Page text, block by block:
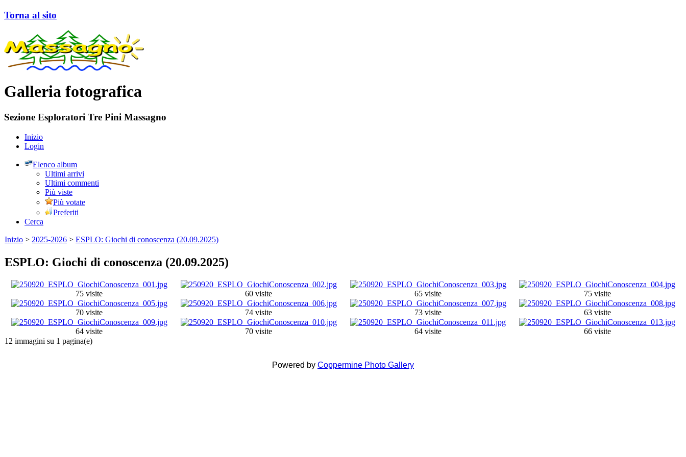
Torna al sito
Galleria fotografica
Sezione Esploratori Tre Pini Massagno
Inizio
Login
Elenco album
Ultimi arrivi
Ultimi commenti
Più viste
Più votate
Preferiti
Cerca
Inizio > 2025-2026 > ESPLO: Giochi di conoscenza (20.09.2025)
ESPLO: Giochi di conoscenza (20.09.2025)
75 visite 60 visite 65 visite 75 visite
70 visite 74 visite 73 visite 63 visite
64 visite 70 visite 64 visite
66 visite
12 immagini su 1 pagina(e)
Powered by Coppermine Photo Gallery